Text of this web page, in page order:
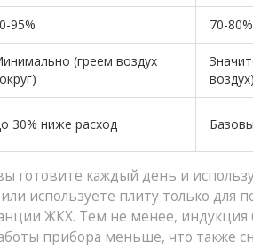
95% 70-80%
(греем воздух
воздух)
30% ниже расход
готовите каждый день и
используете плиту только для
ЖКХ. Тем не менее, индукция
прибора меньше, что также